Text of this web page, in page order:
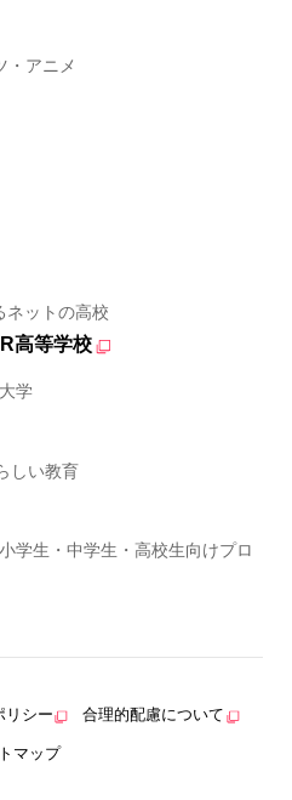
・アニメ
ネットの高校
高等学校
学
しい教育
学生・中学生・高校生向けプロ
リシー 合理的配慮について
マップ